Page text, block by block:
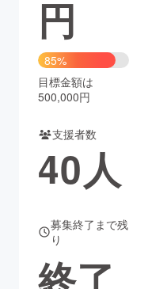
Creation
ya コミュニティ
円
85%
目標金額は
500,000円
支援者数
40人
募集終了まで残
り